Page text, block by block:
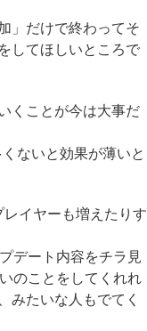
」だけで終わってそ
してほしいところで
くことが今は大事だ
ないと効果が薄いと
イヤーも増えたりす
デート内容をチラ見
のことをしてくれれ
みたいな人もでてく